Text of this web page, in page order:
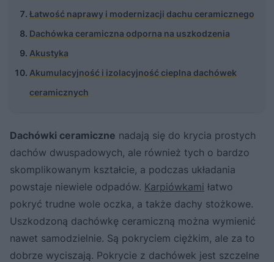
Łatwość naprawy i modernizacji dachu ceramicznego
Dachówka ceramiczna odporna na uszkodzenia
Akustyka
Akumulacyjność i izolacyjność cieplna dachówek
ceramicznych
Dachówki ceramiczne nadają się do krycia prostych
dachów dwuspadowych, ale również tych o bardzo
skomplikowanym kształcie, a podczas układania
powstaje niewiele odpadów. Karpiówkami łatwo
pokryć trudne wole oczka, a także dachy stożkowe.
Uszkodzoną dachówkę ceramiczną można wymienić
nawet samodzielnie. Są pokryciem ciężkim, ale za to
dobrze wyciszają. Pokrycie z dachówek jest szczelne